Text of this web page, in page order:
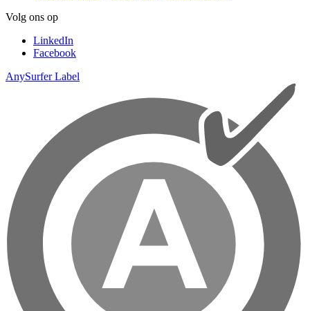
Volg ons op
LinkedIn
Facebook
AnySurfer Label